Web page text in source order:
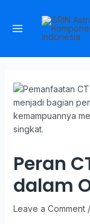
Peran
dalam
Leave a Comment /